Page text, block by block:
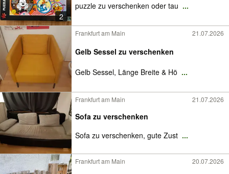
2
puzzle zu verschenken oder tau ...
Frankfurt am Main 21.07.2026
Gelb Sessel zu verschenken
Gelb Sessel, Länge Breite & Hö ...
Frankfurt am Main 21.07.2026
Sofa zu verschenken
Sofa zu verschenken, gute Zust ...
Frankfurt am Main 20.07.2026